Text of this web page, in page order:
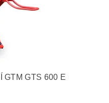
GTM GTS 600 E